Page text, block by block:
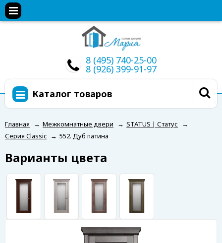
8 (495) 740-25-00
8 (926) 399-91-97
Каталог товаров
Главная → Межкомнатные двери → STATUS | Статус
→
Серия Classic → 552. Дуб патина
Варианты цвета